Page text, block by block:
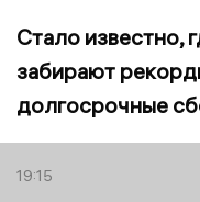
Стало известно,
забирают
долгосрочные
19:15